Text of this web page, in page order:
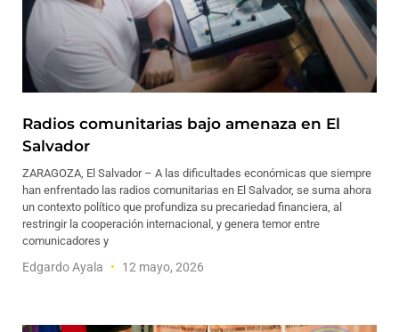
Radios comunitarias bajo amenaza en El
Salvador
ZARAGOZA, El Salvador – A las dificultades económicas que siempre
han enfrentado las radios comunitarias en El Salvador, se suma ahora
un contexto político que profundiza su precariedad financiera, al
restringir la cooperación internacional, y genera temor entre
comunicadores y
Edgardo Ayala 12 mayo, 2026